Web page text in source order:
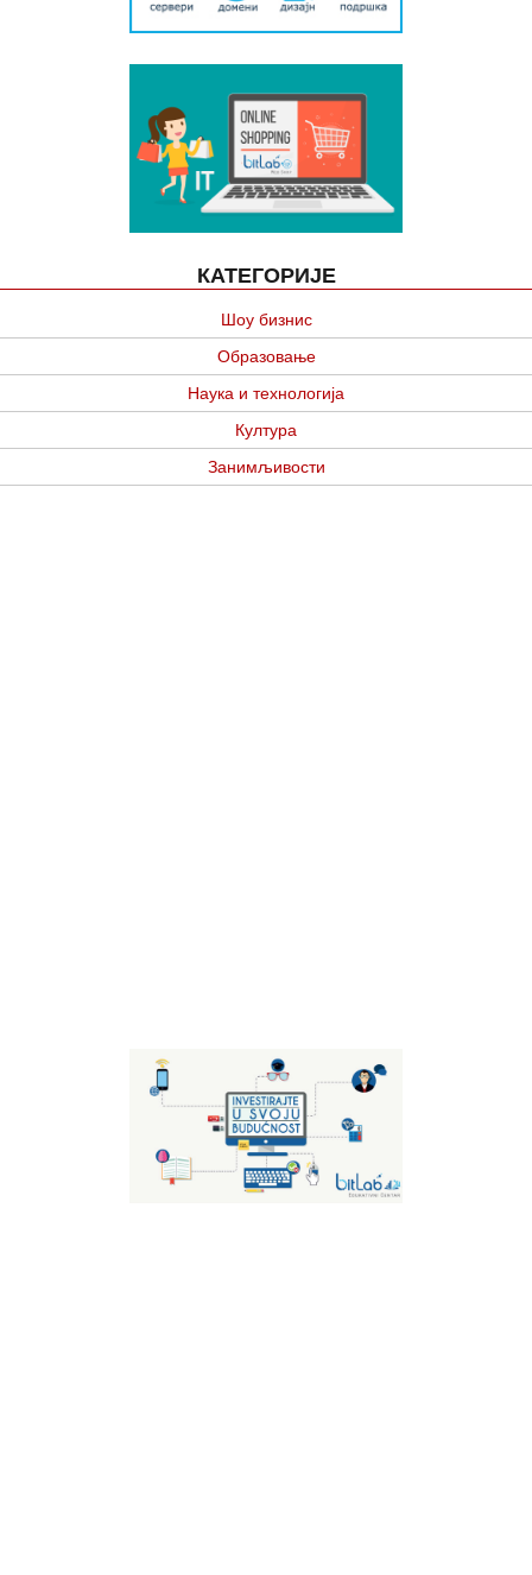
КАТЕГОРИЈЕ
Шоу бизнис
Образовање
Наука и технологија
Култура
Занимљивости